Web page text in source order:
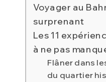
Voyager au
surprenant
Les 11
à ne pas
Flâner dans
du quartier